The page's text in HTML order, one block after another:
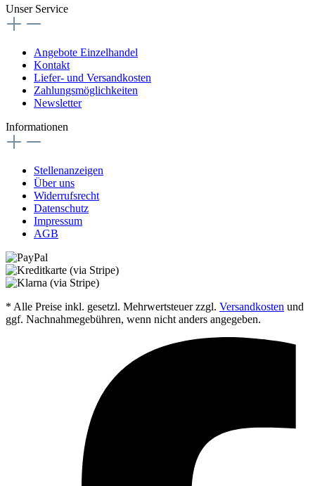
Unser Service
Angebote Einzelhandel
Kontakt
Liefer- und Versandkosten
Zahlungsmöglichkeiten
Newsletter
Informationen
Stellenanzeigen
Über uns
Widerrufsrecht
Datenschutz
Impressum
AGB
* Alle Preise inkl. gesetzl. Mehrwertsteuer zzgl. Versandkosten und
ggf. Nachnahmegebühren, wenn nicht anders angegeben.